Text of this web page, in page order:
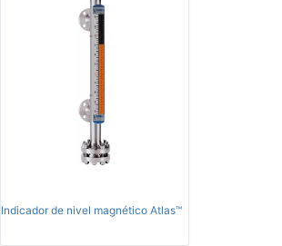
Indicador de nivel magnético Atlas™